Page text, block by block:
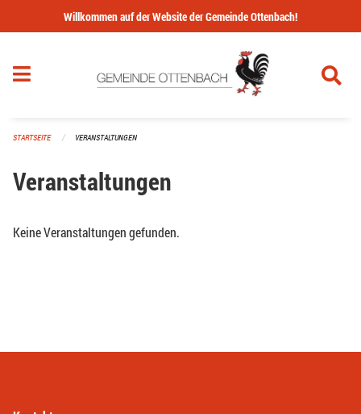
Navigation überspringen
Willkommen auf der Website der Gemeinde Ottenbach!
STARTSEITE VERANSTALTUNGEN
Veranstaltungen
Keine Veranstaltungen gefunden.